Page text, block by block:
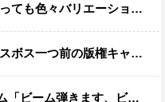
々バリエーションがあるよね
最後の敵ってちょっと荷が重すぎない？」
空飛びます」←二世代目でこれ出来るのおかしいだろ